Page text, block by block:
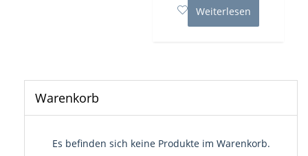
Weiterlesen
Warenkorb
Es befinden sich keine Produkte im Warenkorb.